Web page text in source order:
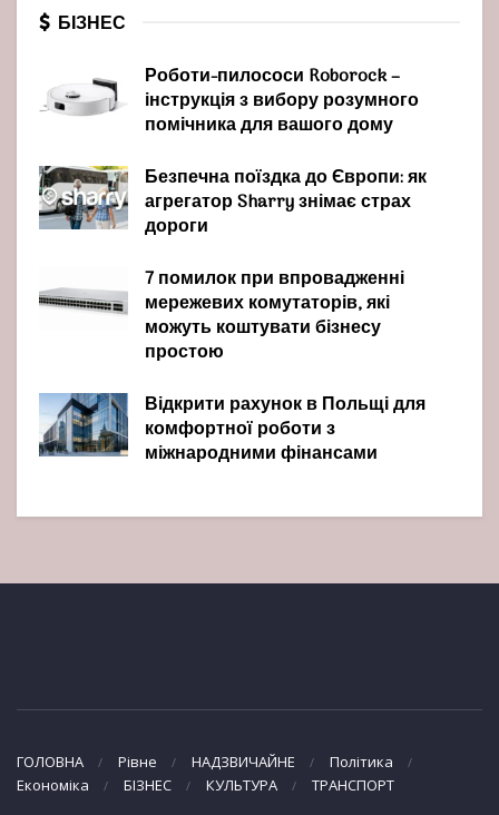
БІЗНЕС
Роботи-пилососи Roborock –
інструкція з вибору розумного
помічника для вашого дому
Безпечна поїздка до Європи: як
агрегатор Sharry знімає страх
дороги
7 помилок при впровадженні
мережевих комутаторів, які
можуть коштувати бізнесу
простою
Відкрити рахунок в Польщі для
комфортної роботи з
міжнародними фінансами
ГОЛОВНА Рівне НАДЗВИЧАЙНЕ
Політика
Економіка
БІЗНЕС КУЛЬТУРА ТРАНСПОРТ